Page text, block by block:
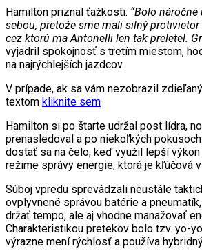
Hamilton priznal ťažkosti: “Bolo
sebou, pretože sme mali silný protivietor
cez ktorú ma Antonelli len tak preletel.
vyjadril spokojnosť s tretím miestom,
na najrýchlejších jazdcov.
V prípade, ak sa vám nezobrazil
textom kliknite sem
Hamilton si po štarte udržal post lídra,
prenasledoval a po niekoľkých
dostať sa na čelo, keď využil lepší
režime správy energie, ktorá je kľúčová
Súboj vpredu sprevádzali neustále
ovplyvnené správou batérie a
držať tempo, ale aj vhodne manažovať
Charakteristikou pretekov bolo tzv. yo-
výrazne mení rýchlosť a používa